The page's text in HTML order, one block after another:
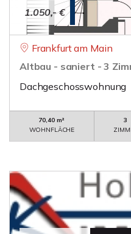
1.050,- €
Frankfurt am Main
Altbau - saniert - 3
Dachgeschosswohnung
70,40 m²
WOHNFLÄCHE
3